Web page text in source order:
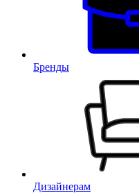
Бренды
Дизайнерам